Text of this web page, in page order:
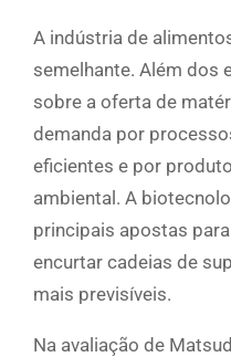
A indústria de
semelhante. Além dos
sobre a oferta de
demanda por
eficientes e por
ambiental. A
principais apostas
encurtar cadeias de
mais previsíveis.
Na avaliação de